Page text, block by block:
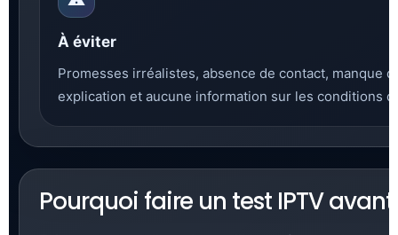
À éviter
Promesses irréalistes, absence de contact, manque
explication et aucune information sur les conditions
Pourquoi faire un test IPTV